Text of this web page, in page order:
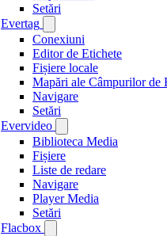
Setări
Evertag
Conexiuni
Editor de Etichete
Fișiere locale
Mapări ale Câmpurilor de
Navigare
Setări
Evervideo
Biblioteca Media
Fișiere
Liste de redare
Navigare
Player Media
Setări
Flacbox